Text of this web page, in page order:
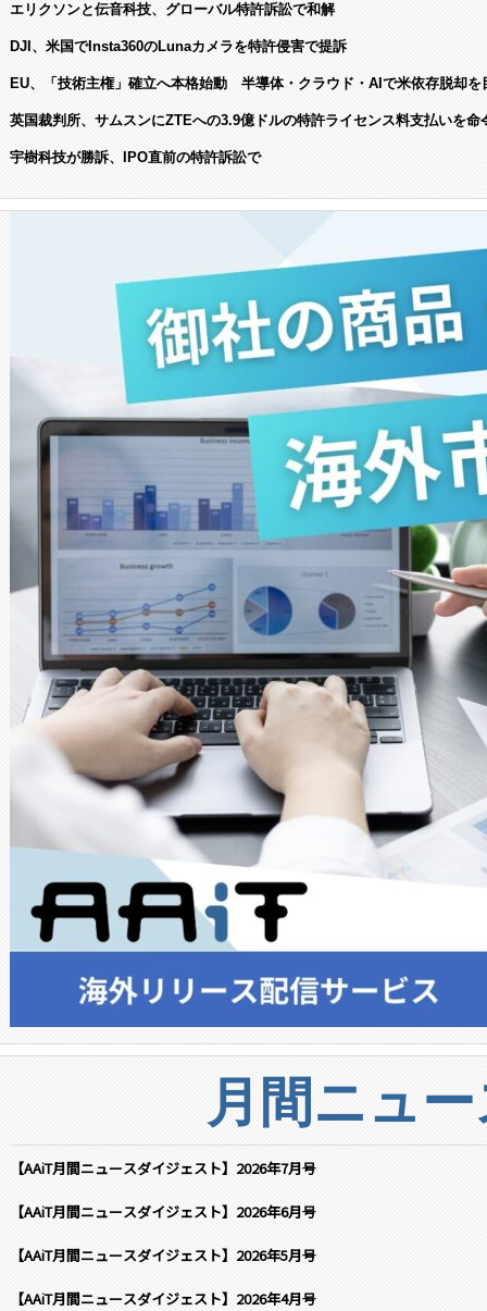
エリクソンと伝音科技、グローバル特許訴訟で和解
DJI、米国でInsta360のLunaカメラを特許侵害で提訴
EU、「技術主権」確立へ本格始動 半導体・クラウド・AIで米依存脱却を
英国裁判所、サムスンにZTEへの3.9億ドルの特許ライセンス料支払いを命
宇樹科技が勝訴、IPO直前の特許訴訟で
月間ニュ
【AAiT月間ニュースダイジェスト】2026年7月号
【AAiT月間ニュースダイジェスト】2026年6月号
【AAiT月間ニュースダイジェスト】2026年5月号
【AAiT月間ニュースダイジェスト】2026年4月号